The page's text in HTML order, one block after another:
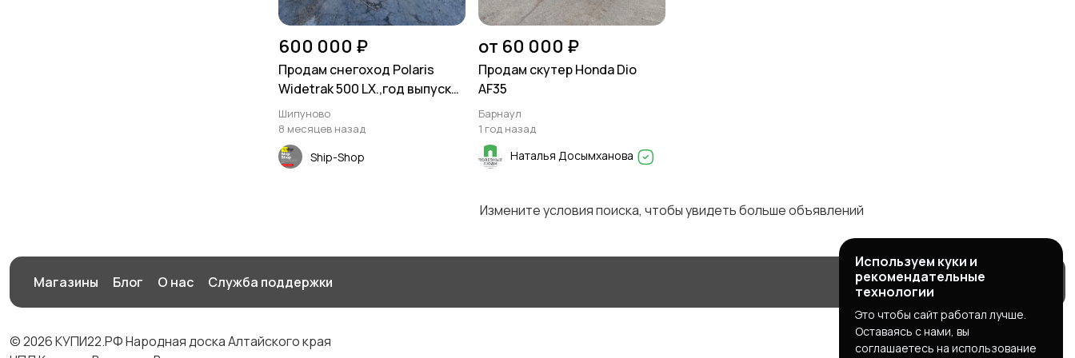
600 000 ₽
Продам снегоход Polaris
Widetrak 500 LX.,год выпуска
2006. в Шипуново
Шипуново
8 месяцев назад
Ship-Shop
от 60 000 ₽
Продам скутеp Ноndа Dio
AF35
Барнаул
1 год назад
Наталья Досымханова
Измените условия поиска, чтобы увидеть больше объявлений
Магазины Блог О нас Служба поддержки
© 2026 КУПИ22.РФ Народная доска Алтайского края
Используем куки и
рекомендательные
технологии
Это чтобы сайт работал лучше.
Оставаясь с нами, вы
соглашаетесь на использование